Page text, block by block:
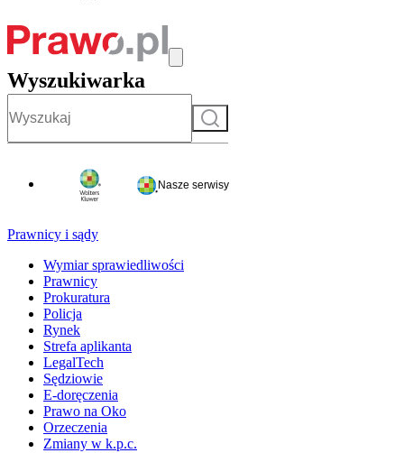
Wyszukiwarka
Szukaj
Nasze serwisy
Prawnicy i sądy
Wymiar sprawiedliwości
Prawnicy
Prokuratura
Policja
Rynek
Strefa aplikanta
LegalTech
Sędziowie
E-doręczenia
Prawo na Oko
Orzeczenia
Zmiany w k.p.c.